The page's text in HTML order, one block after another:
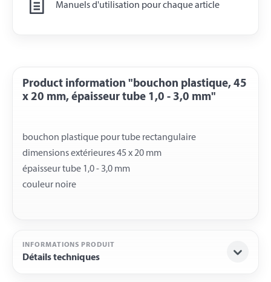
Manuels d'utilisation pour chaque article
Product information "bouchon plastique, 45
x 20 mm, épaisseur tube 1,0 - 3,0 mm"
bouchon plastique pour tube rectangulaire
dimensions extérieures 45 x 20 mm
épaisseur tube 1,0 - 3,0 mm
INFORMATIONS PRODUIT
Détails techniques